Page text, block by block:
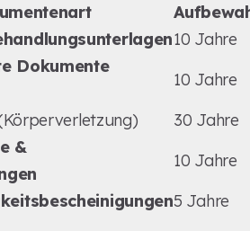
10 Jahre
Dokumente
10 Jahre
30 Jahre
&
10 Jahre
5 Jahre